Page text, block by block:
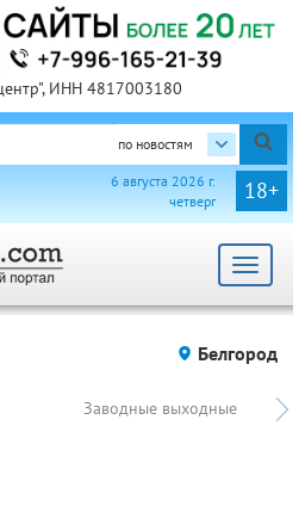
ИНН 4817003180
по новостям
18+
6 августа 2026 г.
четверг
Toggle
Белгород
Заводные выходные